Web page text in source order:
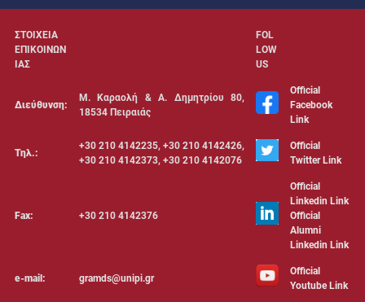
ΣΤΟΙΧΕΙΑ
ΕΠΙΚΟΙΝΩΝ
ΙΑΣ
FOL
LOW
US
Διεύθυνση:
Μ. Καραολή & Α. Δημητρίου 80,
18534 Πειραιάς
Official
Facebook
Link
Τηλ.:
+30 210 4142235, +30 210 4142426,
+30 210 4142373, +30 210 4142076
Official
Twitter Link
Fax: +30 210 4142376
Official
Linkedin Link
Official
Alumni
Linkedin Link
e-mail: gramds@unipi.gr
Official
Youtube Link